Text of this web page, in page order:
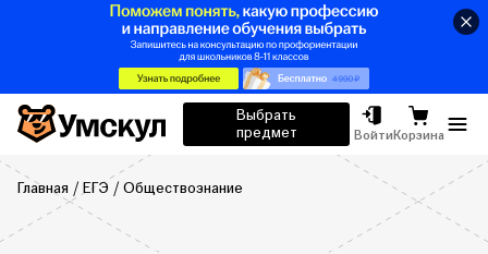
Умскул
Выбрать
предмет
ВойтиКорзина
Главная ЕГЭ Обществознание